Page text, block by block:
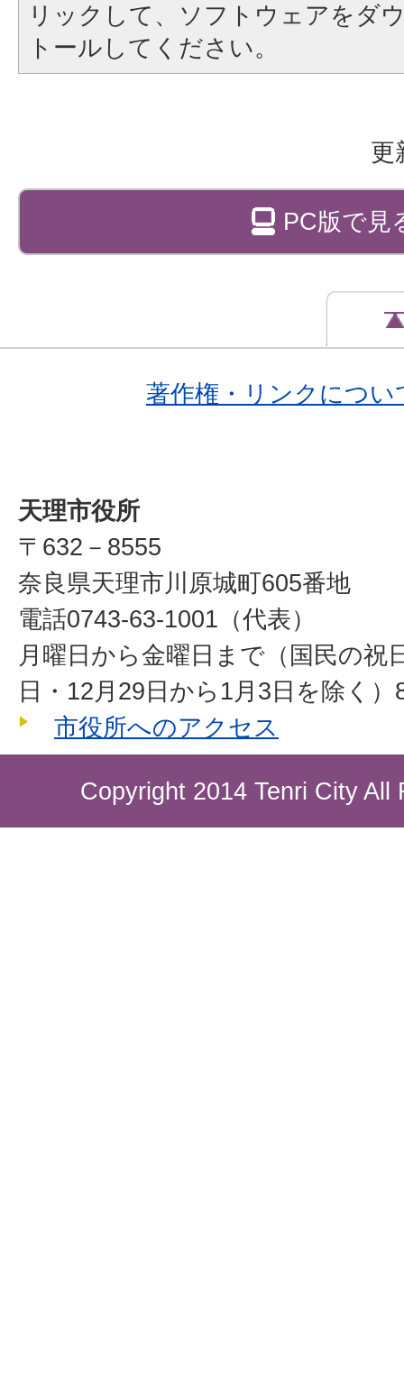
リックして、ソフトウェアをダ
トールしてください。
更
PC版で見
著作権・リンクについ
天理市役所
〒632－8555
奈良県天理市川原城町605番地
電話0743-63-1001（代表）
月曜日から金曜日まで（国民の祝
日・12月29日から1月3日を除く
市役所へのアクセス
Copyright 2014 Tenri City All